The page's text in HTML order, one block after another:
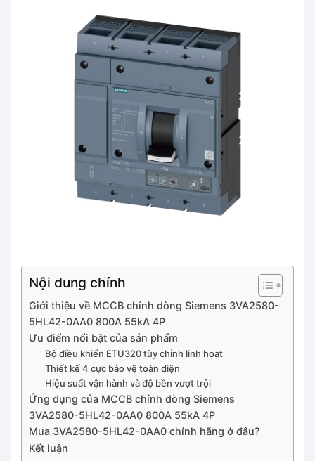
Nội dung chính
Giới thiệu về MCCB chỉnh dòng Siemens 3VA2580-
5HL42-0AA0 800A 55kA 4P
Ưu điểm nổi bật của sản phẩm
Bộ điều khiển ETU320 tùy chỉnh linh hoạt
Thiết kế 4 cực bảo vệ toàn diện
Hiệu suất vận hành và độ bền vượt trội
Ứng dụng của MCCB chỉnh dòng Siemens
3VA2580-5HL42-0AA0 800A 55kA 4P
Mua 3VA2580-5HL42-0AA0 chính hãng ở đâu?
Kết luận